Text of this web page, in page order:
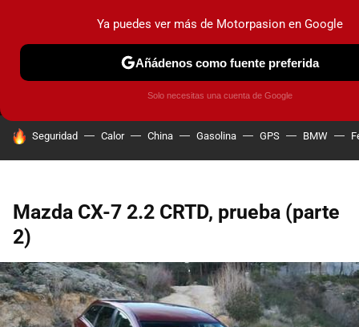
MENÚ NUEVO
COCHES ELÉCTRICOS OBSERVATORIO
HOY SE HABLA DE
Seguridad Calor China Gasolina GPS BMW
Mazda CX-7 2.2 CRTD, prueba (parte
2)
Ya puedes ver más de Motorpasion en Google
Añádenos como fuente preferida
Solo necesitas una cuenta de Google